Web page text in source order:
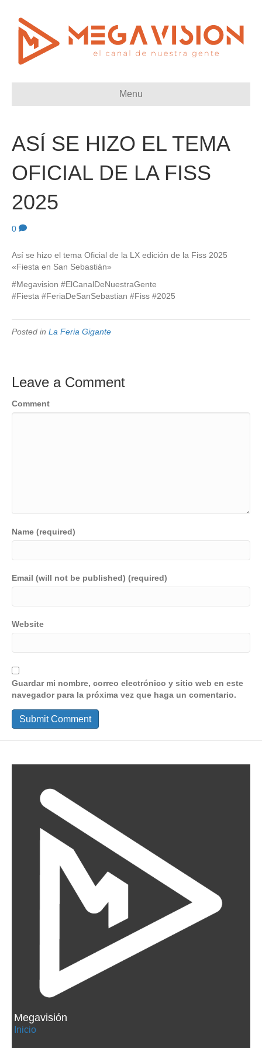
Menu
ASÍ SE HIZO EL TEMA
OFICIAL DE LA FISS
2025
0
Así se hizo el tema Oficial de la LX edición de la Fiss 2025
«Fiesta en San Sebastián»
#Megavision #ElCanalDeNuestraGente
#Fiesta #FeriaDeSanSebastian #Fiss #2025
Posted in La Feria Gigante
Leave a Comment
Comment
Name (required)
Email (will not be published) (required)
Website
Guardar mi nombre, correo electrónico y sitio web en este
navegador para la próxima vez que haga un comentario.
Megavisión
Inicio